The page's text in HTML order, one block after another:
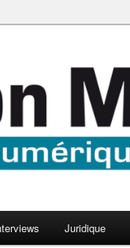
Juridique